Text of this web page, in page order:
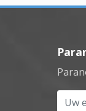
Uw